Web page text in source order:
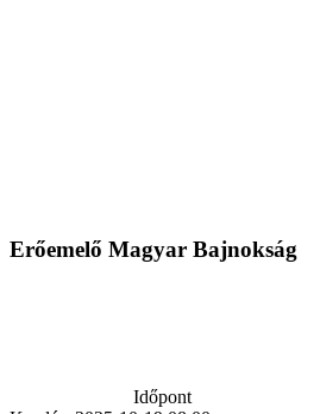
Erőemelő Magyar Bajnokság
Időpont